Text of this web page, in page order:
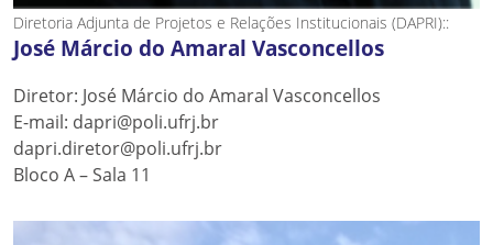
Diretoria Adjunta de Projetos e Relações Institucionais (DAPRI)::
José Márcio do Amaral Vasconcellos
Diretor: José Márcio do Amaral Vasconcellos
E-mail: dapri@poli.ufrj.br
dapri.diretor@poli.ufrj.br
Bloco A – Sala 11